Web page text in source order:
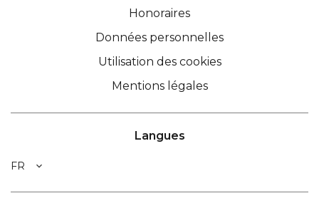
Honoraires
Données personnelles
Utilisation des cookies
Mentions légales
Langues
FR